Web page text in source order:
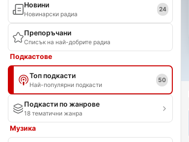
Новини
Новинарски радиа
24
Препоръчани
Списък на най-добрите радиа
Подкастове
Топ подкасти
Най-популярни подкасти
50
Подкасти по жанрове
18 тематични жанра
Музика